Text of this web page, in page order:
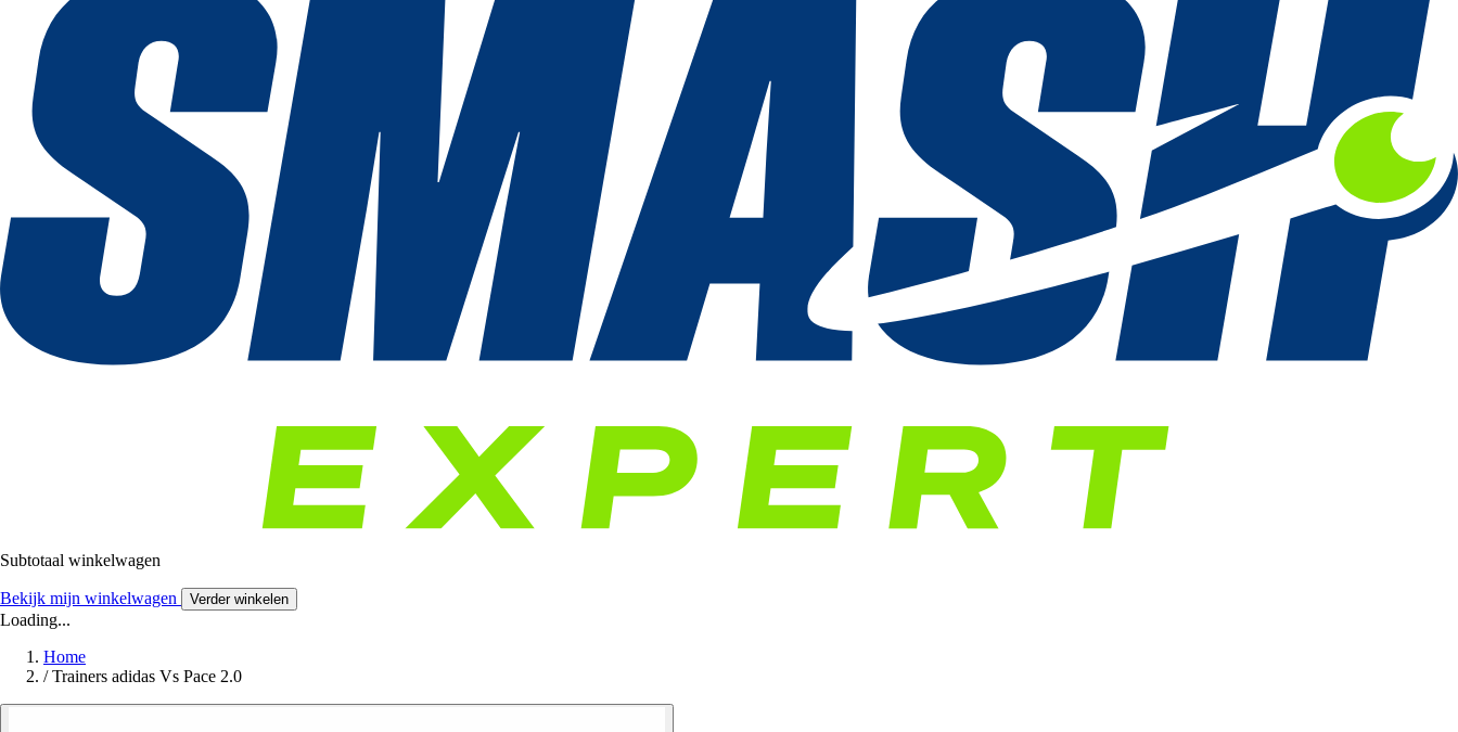
Subtotaal winkelwagen
Bekijk mijn winkelwagen Verder winkelen
Loading...
Home
/ Trainers adidas Vs Pace 2.0